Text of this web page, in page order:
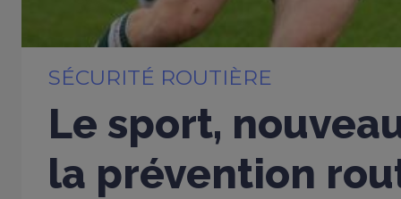
SÉCURITÉ ROUTIÈRE
Le sport,
la prévention